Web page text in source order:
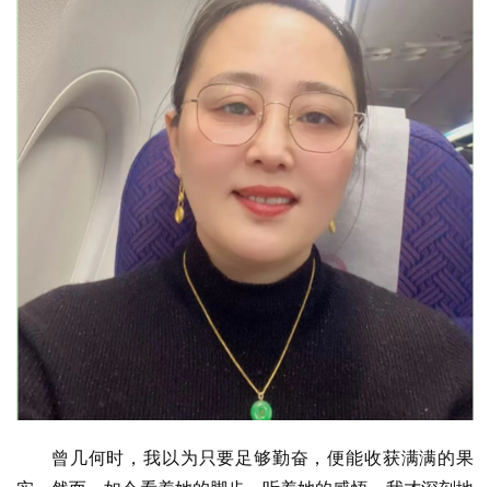
曾几何时，我以为只要足够勤奋，便能收获满满的果